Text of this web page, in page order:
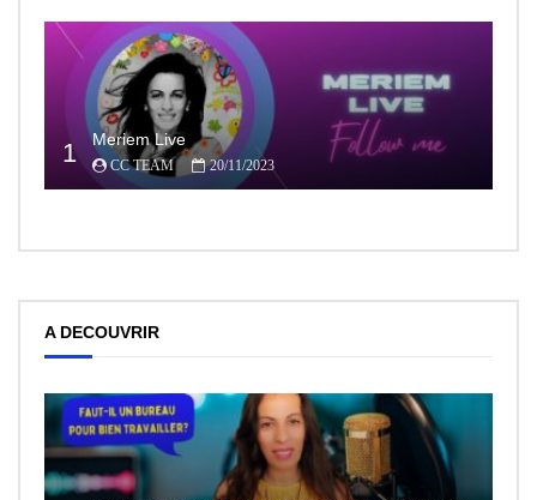
1 Meriem Live
CC TEAM 20/11/2023
A DECOUVRIR